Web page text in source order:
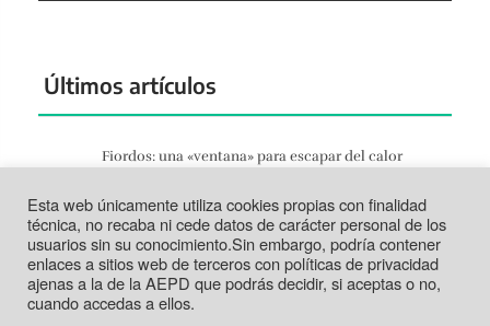
Últimos artículos
Fiordos: una «ventana» para escapar del calor
Tortosa: la vida según el Ebro
Jun 21, 2026
Tabarca: más que un trozo de piedra
Jun 14, 2026
Esta web únicamente utiliza cookies propias con finalidad
técnica, no recaba ni cede datos de carácter personal de los
usuarios sin su conocimiento.Sin embargo, podría contener
enlaces a sitios web de terceros con políticas de privacidad
ajenas a la de la AEPD que podrás decidir, si aceptas o no,
cuando accedas a ellos.